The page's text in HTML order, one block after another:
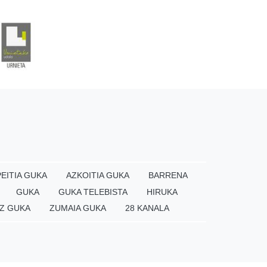
GUKA AZKOITIA GUKA
BARRENA
GUKA
GUKA TELEBISTA
HIRUKA
GUKA
ZUMAIA GUKA 28 KANALA